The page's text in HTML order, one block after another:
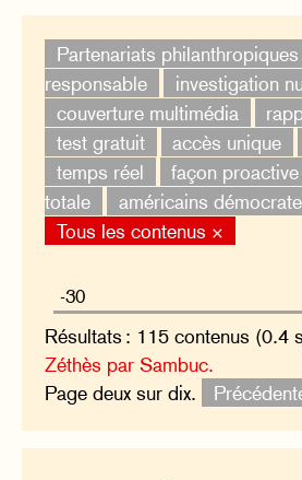
Partenariats philanthropiques
responsable
investigation
couverture multimédia
test gratuit
accès unique
temps réel
façon proactive
totale
américains
Tous les contenus ×
Résultats : 115 contenus (0.4
Zéthès par Sambuc.
Page deux sur dix.